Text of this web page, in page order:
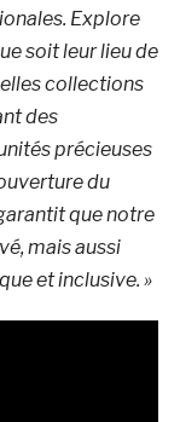
Explore
soit leur lieu de
collections
des
précieuses
du
que notre
mais aussi
et inclusive. »